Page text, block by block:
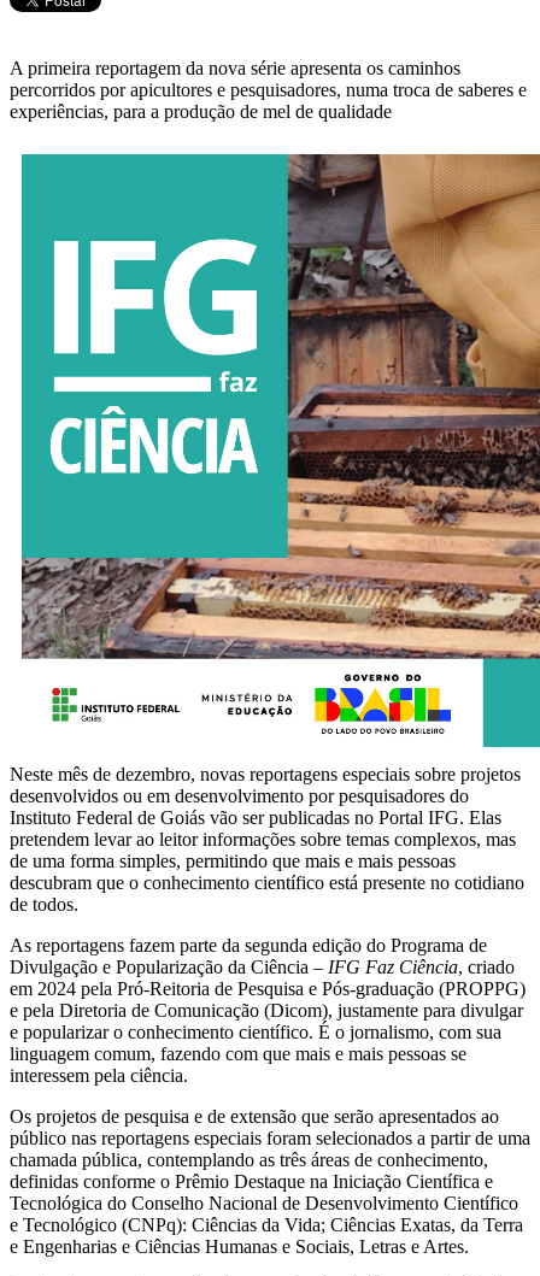
A primeira reportagem da nova série apresenta os caminhos
percorridos por apicultores e pesquisadores, numa troca de saberes e
experiências, para a produção de mel de qualidade
Neste mês de dezembro, novas reportagens especiais sobre projetos
desenvolvidos ou em desenvolvimento por pesquisadores do
Instituto Federal de Goiás vão ser publicadas no Portal IFG. Elas
pretendem levar ao leitor informações sobre temas complexos, mas
de uma forma simples, permitindo que mais e mais pessoas
descubram que o conhecimento científico está presente no cotidiano
de todos.
As reportagens fazem parte da segunda edição do Programa de
Divulgação e Popularização da Ciência – IFG Faz Ciência, criado
em 2024 pela Pró-Reitoria de Pesquisa e Pós-graduação (PROPPG)
e pela Diretoria de Comunicação (Dicom), justamente para divulgar
e popularizar o conhecimento científico. É o jornalismo, com sua
linguagem comum, fazendo com que mais e mais pessoas se
interessem pela ciência.
Os projetos de pesquisa e de extensão que serão apresentados ao
público nas reportagens especiais foram selecionados a partir de uma
chamada pública, contemplando as três áreas de conhecimento,
definidas conforme o Prêmio Destaque na Iniciação Científica e
Tecnológica do Conselho Nacional de Desenvolvimento Científico
e Tecnológico (CNPq): Ciências da Vida; Ciências Exatas, da Terra
e Engenharias e Ciências Humanas e Sociais, Letras e Artes.